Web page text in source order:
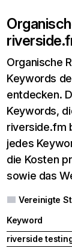
Organische
Keywords
entdecken.
Keywords,
riverside.fm
jedes
die Kosten
sowie das
Vereinigte
Keyword
riverside